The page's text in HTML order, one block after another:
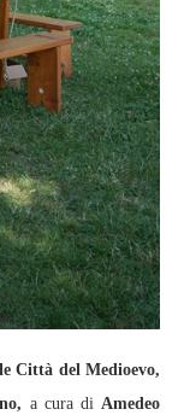
Città del Medioevo,
a cura diAmedeo